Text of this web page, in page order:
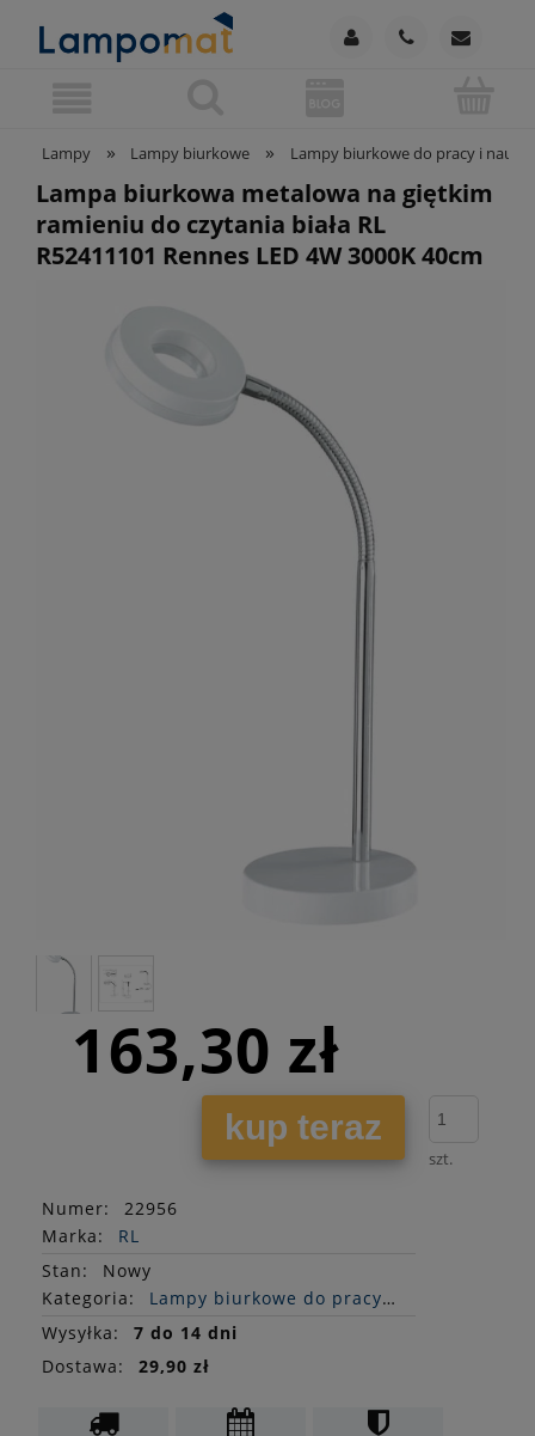
Lampy » Lampy biurkowe » Lampy biurkowe do pracy i nauki
Lampa biurkowa metalowa na giętkim
ramieniu do czytania biała RL
R52411101 Rennes LED 4W 3000K 40cm
163,30 zł
kup teraz
szt.
Numer:
22956
Marka:
RL
Stan:
Nowy
Kategoria:
Lampy biurkowe do pracy i nauki
Wysyłka:
7 do 14 dni
Dostawa:
29,90 zł